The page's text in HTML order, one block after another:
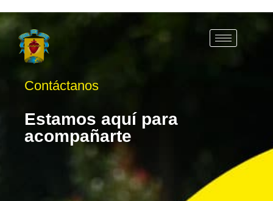
Contáctanos
Estamos aquí para
acompañarte